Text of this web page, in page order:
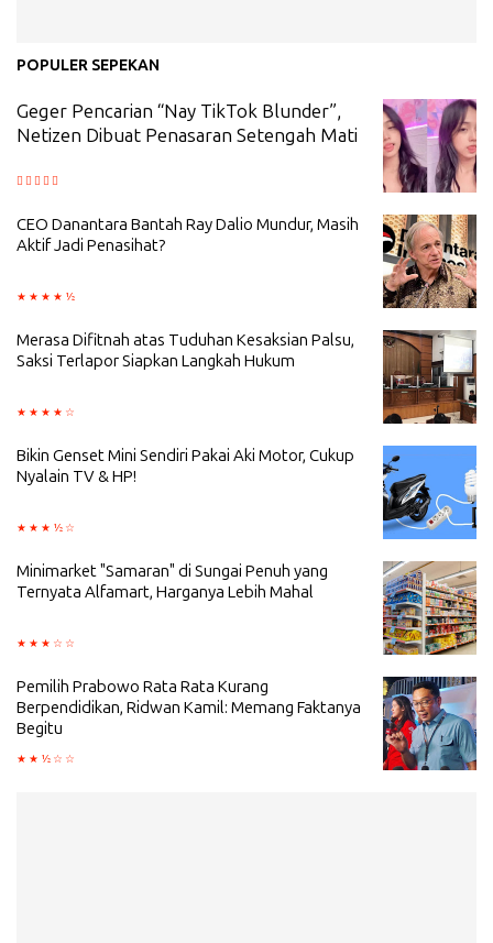
POPULER SEPEKAN
Geger Pencarian “Nay TikTok Blunder”,
Netizen Dibuat Penasaran Setengah Mati
CEO Danantara Bantah Ray Dalio Mundur, Masih
Aktif Jadi Penasihat?
Merasa Difitnah atas Tuduhan Kesaksian Palsu,
Saksi Terlapor Siapkan Langkah Hukum
Bikin Genset Mini Sendiri Pakai Aki Motor, Cukup
Nyalain TV & HP!
Minimarket "Samaran" di Sungai Penuh yang
Ternyata Alfamart, Harganya Lebih Mahal
Pemilih Prabowo Rata Rata Kurang
Berpendidikan, Ridwan Kamil: Memang Faktanya
Begitu